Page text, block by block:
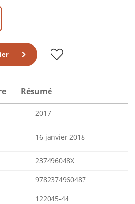
Résumé
2017
16 janvier 2018
237496048X
9782374960487
122045-44